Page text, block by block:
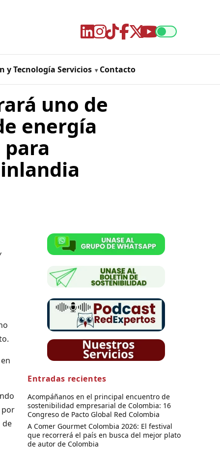
y Tecnología Servicios Contacto
uno de
energía
por
de
Entradas recientes
Acompáñanos en el principal encuentro de
sostenibilidad empresarial de Colombia: 16
Congreso de Pacto Global Red Colombia
A Comer Gourmet Colombia 2026: El festival
que recorrerá el país en busca del mejor plato
de autor de Colombia